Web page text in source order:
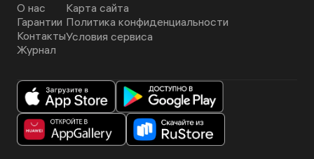
О нас
Гарантии
Контакты
Журнал
Карта сайта
Политика конфиденциальности
Условия сервиса